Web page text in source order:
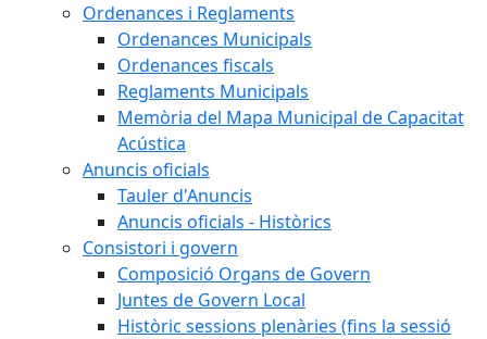
Ordenances i Reglaments
Ordenances Municipals
Ordenances fiscals
Reglaments Municipals
Memòria del Mapa Municipal de Capacitat
Acústica
Anuncis oficials
Tauler d'Anuncis
Anuncis oficials - Històrics
Consistori i govern
Composició Organs de Govern
Juntes de Govern Local
Històric sessions plenàries (fins la sessió